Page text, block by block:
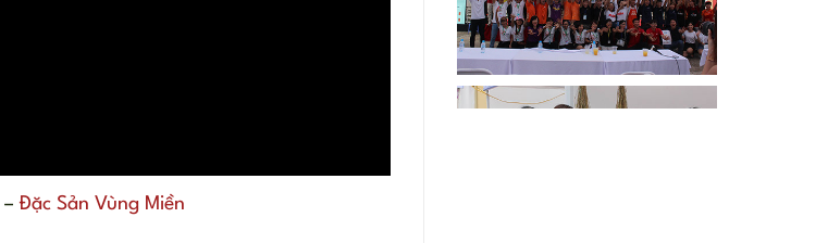
–Đặc Sản Vùng Miền